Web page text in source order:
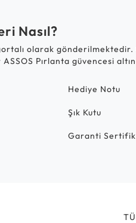
Nasıl?
olarak gönderilmektedir.
Pırlanta güvencesi
Hediye Notu
Şık Kutu
Garanti